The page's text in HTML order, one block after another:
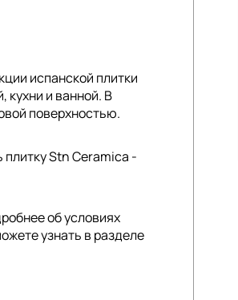
испанской плитки
кухни и ванной. В
поверхностью.
Stn Ceramica -
об условиях
узнать в разделе